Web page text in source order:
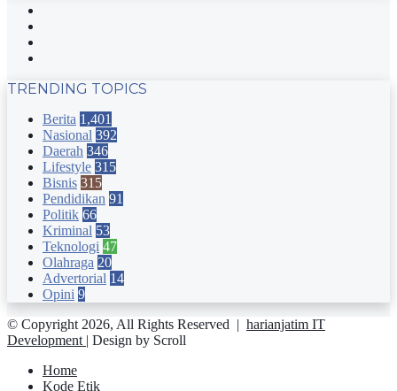
TRENDING TOPICS
Berita 1,401
Nasional 392
Daerah 346
Lifestyle 315
Bisnis 315
Pendidikan 91
Politik 66
Kriminal 53
Teknologi 47
Olahraga 20
Advertorial 14
Opini 9
© Copyright 2026, All Rights Reserved | harianjatim IT
Development | Design by Scroll
Home
Kode Etik